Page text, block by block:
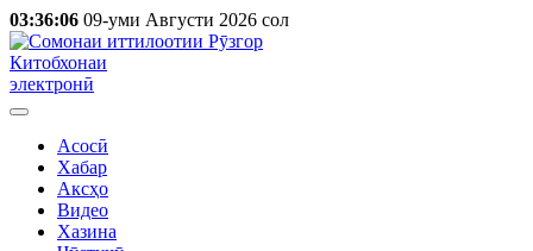
03:36:06 09-уми Августи 2026 сол
Китобхонаи
электронӣ
Асосӣ
Хабар
Аксҳо
Видео
Хазина